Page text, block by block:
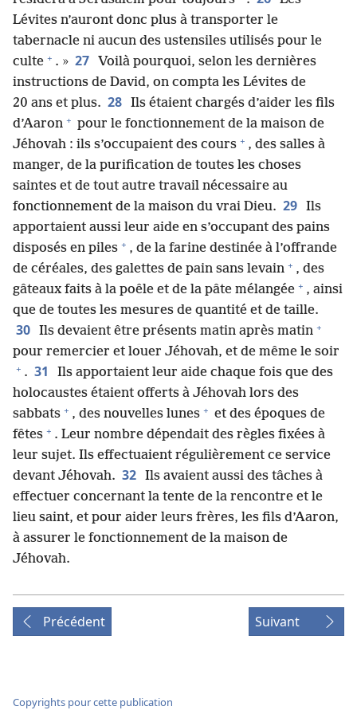
Lévites n’auront donc plus à transporter le
tabernacle ni aucun des ustensiles utilisés pour le
culte + . » 27
Voilà pourquoi, selon les dernières
instructions de David, on compta les Lévites de
20 ans et plus. 28 Ils étaient chargés d’aider les fils
d’Aaron + pour le fonctionnement de la maison de
Jéhovah : ils s’occupaient des cours + , des salles à
manger, de la purification de toutes les choses
saintes et de tout autre travail nécessaire au
fonctionnement de la maison du vrai Dieu. 29 Ils
apportaient aussi leur aide en s’occupant des pains
disposés en piles + , de la farine destinée à l’offrande
de céréales, des galettes de pain sans levain + , des
gâteaux faits à la poêle et de la pâte mélangée + , ainsi
que de toutes les mesures de quantité et de taille.
30 Ils devaient être présents matin après matin +
pour remercier et louer Jéhovah, et de même le soir
+ . 31
Ils apportaient leur aide chaque fois que des
holocaustes étaient offerts à Jéhovah lors des
sabbats + , des nouvelles lunes + et des époques de
fêtes + . Leur nombre dépendait des règles fixées à
leur sujet. Ils effectuaient régulièrement ce service
devant Jéhovah. 32 Ils avaient aussi des tâches à
effectuer concernant la tente de la rencontre et le
lieu saint, et pour aider leurs frères, les fils d’Aaron,
à assurer le fonctionnement de la maison de
Jéhovah.
Précédent Suivant
Copyrights pour cette publication